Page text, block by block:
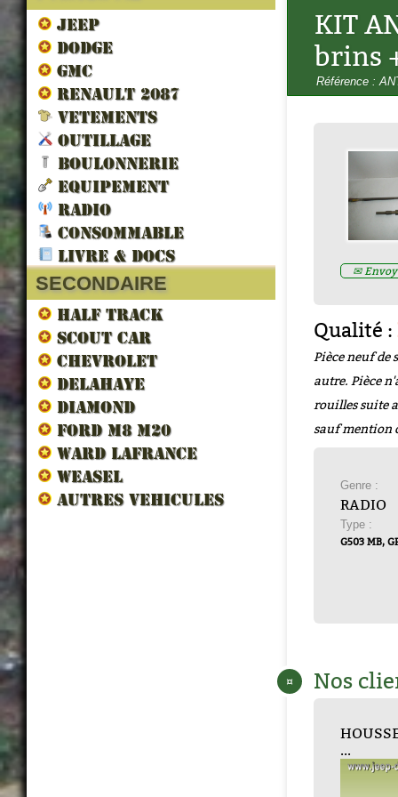
JEEP
DODGE
GMC
RENAULT 2087
VETEMENTS
OUTILLAGE
BOULONNERIE
EQUIPEMENT
RADIO
CONSOMMABLE
LIVRE & DOCS
SECONDAIRE
HALF TRACK
SCOUT CAR
CHEVROLET
DELAHAYE
DIAMOND
FORD M8 M20
WARD LAFRANCE
WEASEL
AUTRES VEHICULES
KIT
brins
Référence :
✉
Qualité :
Pièce neuf de
autre. Pièce
rouilles suite
sauf mention
Genre :
RADIO
Type :
G503 MB,
¤ Nos
...
PORCELAINE ANT...